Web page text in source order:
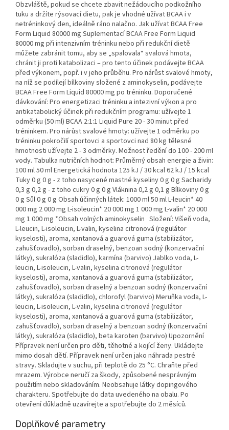
Obzvláště, pokud se chcete zbavit nežádoucího podkožního
tuku a držíte rýsovací dietu, pak je vhodné užívat BCAA i v
netréninkový den, ideálně ráno nalačno. Jak užívat BCAA Free
Form Liquid 80000 mg Suplementací BCAA Free Form Liquid
80000 mg při intenzivním tréninku nebo při redukční dietě
můžete zabránit tomu, aby se „spalovala“ svalová hmota,
chránit ji proti katabolizaci – pro tento účinek podávejte BCAA
před výkonem, popř. i v jeho průběhu. Pro nárůst svalové hmoty,
na níž se podílejí bílkoviny složené z aminokyselin, podávejte
BCAA Free Form Liquid 80000 mg po tréninku. Doporučené
dávkování: Pro energetizaci tréninku a intezivní výkon a pro
antikatabolický účinek při redukčním programu: užívejte 1
odměrku (50 ml) BCAA 2:1:1 Liquid Pure 20 - 30 minut před
tréninkem. Pro nárůst svalové hmoty: užívejte 1 odměrku po
tréninku pokročilí sportovci a sportovci nad 80 kg tělesné
hmotnosti užívejte 2 - 3 odměrky. Možnost ředění do 100 - 200 ml
vody. Tabulka nutričních hodnot: Průměrný obsah energie a živin:
100 ml 50 ml Energetická hodnota 125 kJ / 30 kcal 62 kJ / 15 kcal
Tuky 0 g 0 g - z toho nasycené mastné kyseliny 0 g 0 g Sacharidy
0,3 g 0,2 g - z toho cukry 0 g 0 g Vláknina 0,2 g 0,1 g Bílkoviny 0 g
0 g Sůl 0 g 0 g Obsah účinných látek: 1000 ml 50 ml L-leucin* 40
000 mg 2 000 mg L-isoleucin* 20 000 mg 1 000 mg L-valin* 20 000
mg 1 000 mg *Obsah volných aminokyselin Složení: Višeň voda,
L-leucin, L-isoleucin, L-valin, kyselina citronová (regulátor
kyselosti), aroma, xantanová a guarová guma (stabilizátor,
zahušťovadlo), sorban draselný, benzoan sodný (konzervační
látky), sukralóza (sladidlo), karmína (barvivo) Jablko voda, L-
leucin, L-isoleucin, L-valin, kyselina citronová (regulátor
kyselosti), aroma, xantanová a guarová guma (stabilizátor,
zahušťovadlo), sorban draselný a benzoan sodný (konzervační
látky), sukralóza (sladidlo), chlorofyl (barvivo) Meruňka voda, L-
leucin, L-isoleucin, L-valin, kyselina citronová (regulátor
kyselosti), aroma, xantanová a guarová guma (stabilizátor,
zahušťovadlo), sorban draselný a benzoan sodný (konzervační
látky), sukralóza (sladidlo), beta karoten (barvivo) Upozornění
Přípravek není určen pro děti, těhotné a kojící ženy. Ukládejte
mimo dosah dětí. Přípravek není určen jako náhrada pestré
stravy. Skladujte v suchu, při teplotě do 25 °C. Chraňte před
mrazem. Výrobce neručí za škody, způsobené nesprávným
použitím nebo skladováním. Neobsahuje látky dopingového
charakteru. Spotřebujte do data uvedeného na obalu. Po
otevření důkladně uzavírejte a spotřebujte do 2 měsíců.
Doplňkové parametry